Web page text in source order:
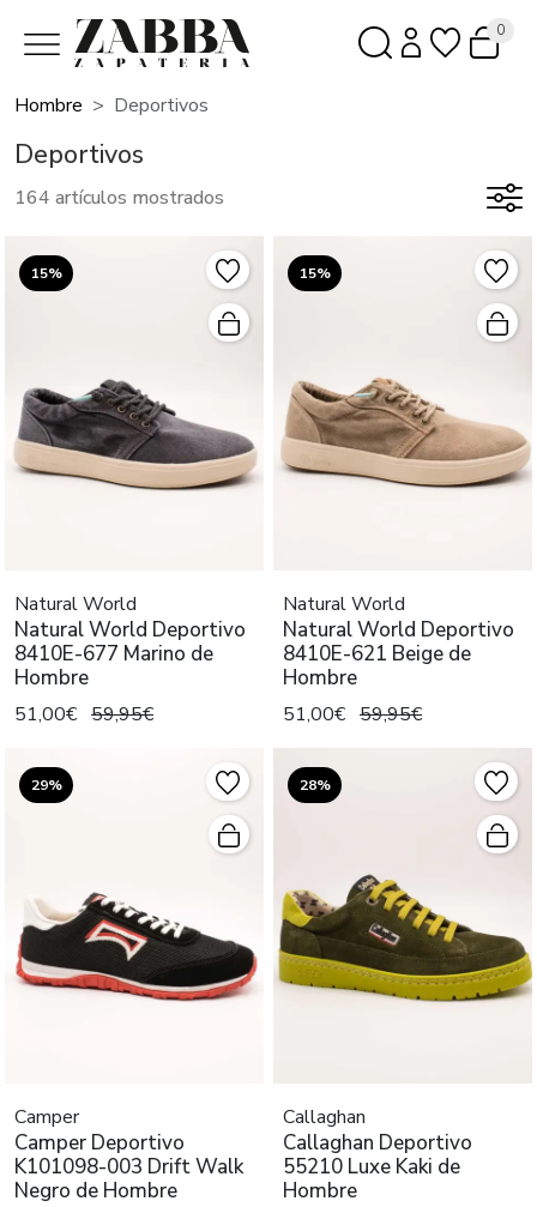
0
Hombre Deportivos
Deportivos
164 artículos mostrados
15%
Natural World
Natural World Deportivo
8410E-677 Marino de
Hombre
51,00€ 59,95€
15%
Natural World
Natural World Deportivo
8410E-621 Beige de
Hombre
51,00€ 59,95€
29%
Camper
Camper Deportivo
K101098-003 Drift Walk
Negro de Hombre
28%
Callaghan
Callaghan Deportivo
55210 Luxe Kaki de
Hombre